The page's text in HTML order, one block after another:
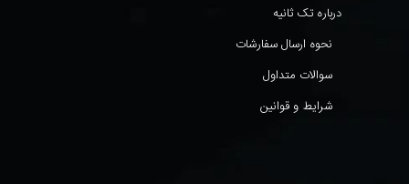
درباره تک ثانیه
نحوه ارسال سفارشات
سوالات متداول
شرایط و قوانین